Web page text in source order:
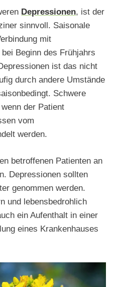
Depressionen, ist der
sinnvoll. Saisonale
mit
Beginn des Frühjahrs
ist das nicht
durch andere Umstände
Schwere
der Patient
vom
werden.
betroffenen Patienten an
Depressionen sollten
genommen werden.
und lebensbedrohlich
ein Aufenthalt in einer
eines Krankenhauses